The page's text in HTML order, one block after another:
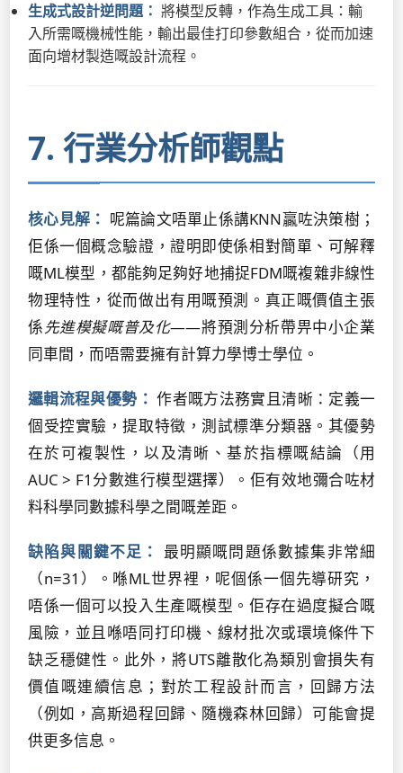
生成式設計逆問題： 將模型反轉，作為生成工具：輸
入所需嘅機械性能，輸出最佳打印參數組合，從而加速
面向增材製造嘅設計流程。
7. 行業分析師觀點
核心見解： 呢篇論文唔單止係講KNN贏咗決策樹；
佢係一個概念驗證，證明即使係相對簡單、可解釋
嘅ML模型，都能夠足夠好地捕捉FDM嘅複雜非線性
物理特性，從而做出有用嘅預測。真正嘅價值主張
係先進模擬嘅普及化——將預測分析帶畀中小企業
同車間，而唔需要擁有計算力學博士學位。
邏輯流程與優勢： 作者嘅方法務實且清晰：定義一
個受控實驗，提取特徵，測試標準分類器。其優勢
在於可複製性，以及清晰、基於指標嘅結論（用
AUC > F1分數進行模型選擇）。佢有效地彌合咗材
料科學同數據科學之間嘅差距。
缺陷與關鍵不足：
最明顯嘅問題係數據集非常細
（n=31）。喺ML世界裡，呢個係一個先導研究，
唔係一個可以投入生產嘅模型。佢存在過度擬合嘅
風險，並且喺唔同打印機、線材批次或環境條件下
缺乏穩健性。此外，將UTS離散化為類別會損失有
價值嘅連續信息；對於工程設計而言，回歸方法
（例如，高斯過程回歸、隨機森林回歸）可能會提
供更多信息。